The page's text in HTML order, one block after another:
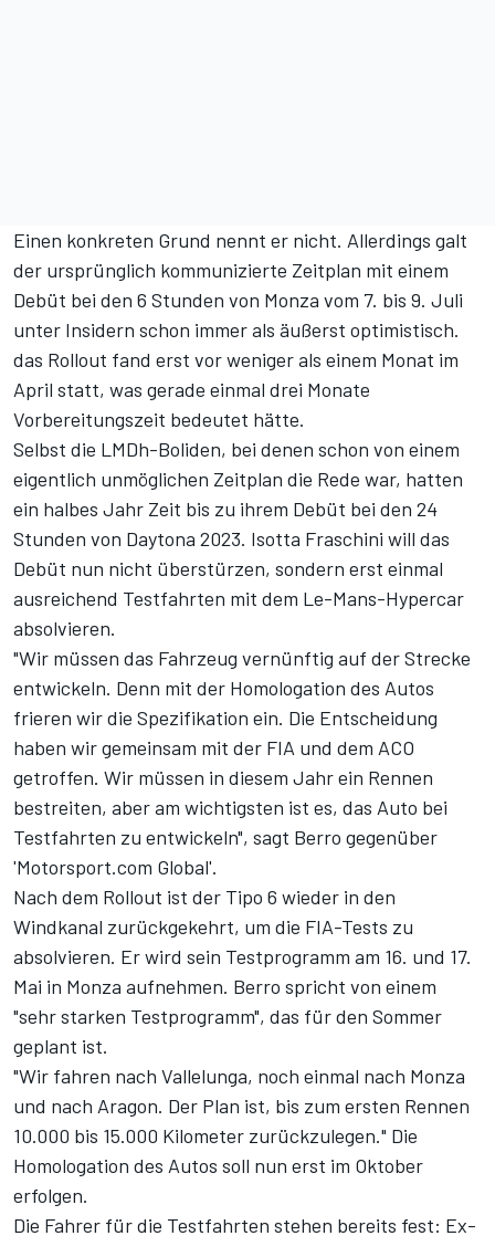
Einen konkreten Grund nennt er nicht. Allerdings galt
der ursprünglich kommunizierte Zeitplan mit einem
Debüt bei den 6 Stunden von Monza vom 7. bis 9. Juli
unter Insidern schon immer als äußerst optimistisch.
das Rollout fand erst vor weniger als einem Monat im
April statt, was gerade einmal drei Monate
Vorbereitungszeit bedeutet hätte.
Selbst die LMDh-Boliden, bei denen schon von einem
eigentlich unmöglichen Zeitplan die Rede war, hatten
ein halbes Jahr Zeit bis zu ihrem Debüt bei den 24
Stunden von Daytona 2023. Isotta Fraschini will das
Debüt nun nicht überstürzen, sondern erst einmal
ausreichend Testfahrten mit dem Le-Mans-Hypercar
absolvieren.
"Wir müssen das Fahrzeug vernünftig auf der Strecke
entwickeln. Denn mit der Homologation des Autos
frieren wir die Spezifikation ein. Die Entscheidung
haben wir gemeinsam mit der FIA und dem ACO
getroffen. Wir müssen in diesem Jahr ein Rennen
bestreiten, aber am wichtigsten ist es, das Auto bei
Testfahrten zu entwickeln", sagt Berro gegenüber
'Motorsport.com Global'.
Nach dem Rollout ist der Tipo 6 wieder in den
Windkanal zurückgekehrt, um die FIA-Tests zu
absolvieren. Er wird sein Testprogramm am 16. und 17.
Mai in Monza aufnehmen. Berro spricht von einem
"sehr starken Testprogramm", das für den Sommer
geplant ist.
"Wir fahren nach Vallelunga, noch einmal nach Monza
und nach Aragon. Der Plan ist, bis zum ersten Rennen
10.000 bis 15.000 Kilometer zurückzulegen." Die
Homologation des Autos soll nun erst im Oktober
erfolgen.
Die Fahrer für die Testfahrten stehen bereits fest: Ex-